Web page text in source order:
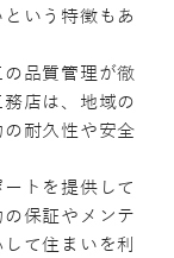
いう特徴もあ
品質管理が徹
店は、地域の
耐久性や安全
トを提供して
保証やメンテ
て住まいを利